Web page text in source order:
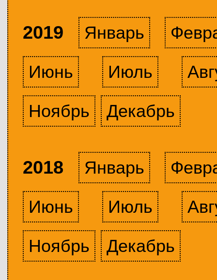
2019 Январь
Июнь
Июль
Ноябрь
Декабрь
2018 Январь
Июнь
Июль
Ноябрь
Декабрь